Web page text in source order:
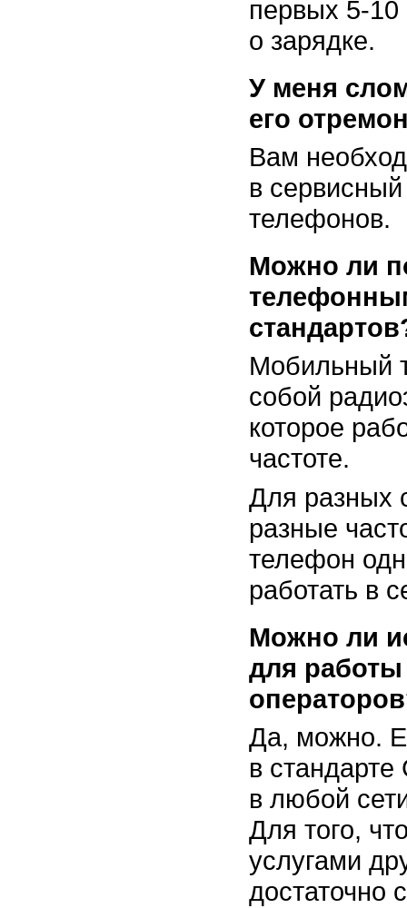
первых 5-10
о зарядке.
У меня
его
Вам
в
телефонов.
Можно ли
Мобильный
собой
которое
частоте.
Для разных
разные
телефон
работать в
Можно ли
для работы
Да, можно.
в стандарте
в любой
Для того,
услугами
достаточно